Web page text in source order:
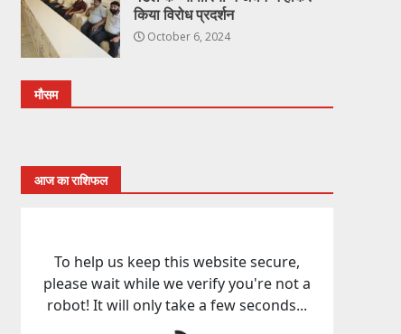
किया विरोध प्रदर्शन
October 6, 2024
मौसम
आज का राशिफल